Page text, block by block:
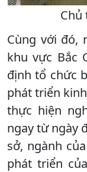
Chủ
Cùng với đó,
khu vực Bắc
định tổ chức
phát triển
thực hiện
ngay từ ngày
sở, ngành
phát triển